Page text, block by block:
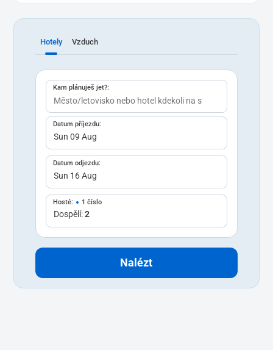
Hotely Vzduch
Kam plánuješ jet?:
Datum příjezdu:
Datum odjezdu:
Hosté: 1 číslo
Dospělí:2
Nalézt